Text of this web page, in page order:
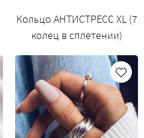
Кольцо АНТИСТРЕСС XL (7
колец в сплетении)